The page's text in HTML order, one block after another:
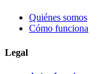
Quiénes somos
Cómo funciona
Legal